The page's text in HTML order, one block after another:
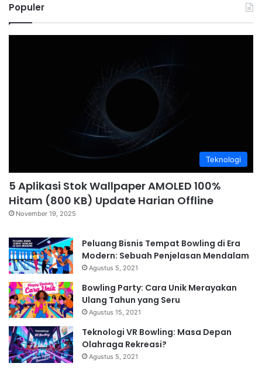
Populer
Teknologi
5 Aplikasi Stok Wallpaper AMOLED 100%
Hitam (800 KB) Update Harian Offline
November 19, 2025
Peluang Bisnis Tempat Bowling di Era
Modern: Sebuah Penjelasan Mendalam
Agustus 5, 2021
Bowling Party: Cara Unik Merayakan
Ulang Tahun yang Seru
Agustus 15, 2021
Teknologi VR Bowling: Masa Depan
Olahraga Rekreasi?
Agustus 5, 2021